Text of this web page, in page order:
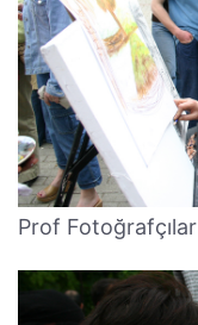
Prof Fotoğrafçılar